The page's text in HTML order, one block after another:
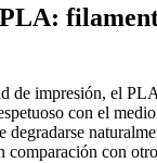
de impresión, el
con el
degradarse
comparación con